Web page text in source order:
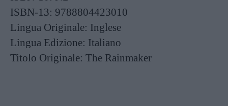
ISBN-13: 9788804423010
Lingua Originale: Inglese
Lingua Edizione: Italiano
Titolo Originale: The Rainmaker